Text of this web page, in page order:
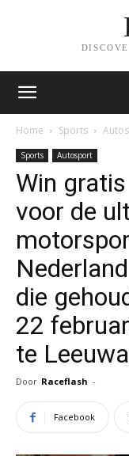
Home Sports
Sports Autosport
Win
voor de
die
22
te
Door Raceflash -
Facebook